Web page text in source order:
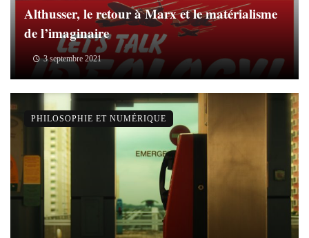
Althusser, le retour à Marx et le matérialisme
de l’imaginaire
3 septembre 2021
PHILOSOPHIE ET NUMÉRIQUE